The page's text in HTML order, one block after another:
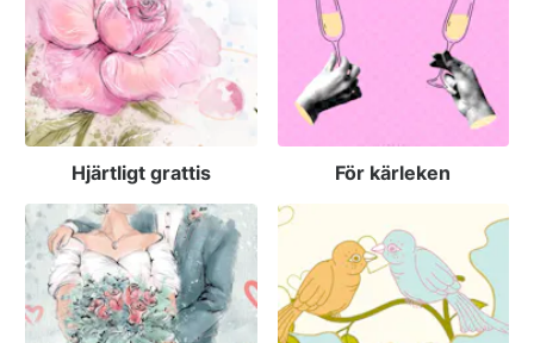
Hjärtligt grattis För kärleken